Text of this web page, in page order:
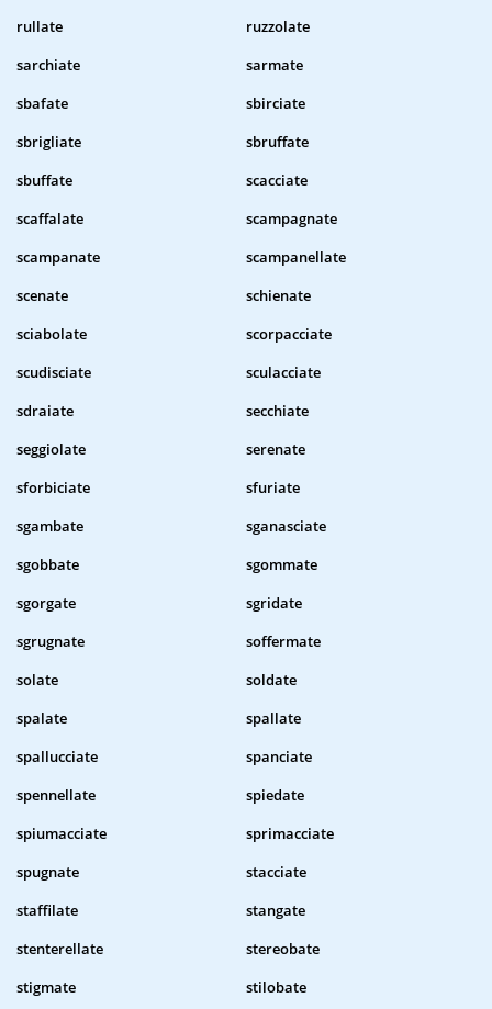
rullate
ruzzolate
sarchiate
sarmate
sbafate
sbirciate
sbrigliate
sbruffate
sbuffate
scacciate
scaffalate
scampagnate
scampanate
scampanellate
scenate
schienate
sciabolate
scorpacciate
scudisciate
sculacciate
sdraiate
secchiate
seggiolate
serenate
sforbiciate
sfuriate
sgambate
sganasciate
sgobbate
sgommate
sgorgate
sgridate
sgrugnate
soffermate
solate
soldate
spalate
spallate
spallucciate
spanciate
spennellate
spiedate
spiumacciate
sprimacciate
spugnate
stacciate
staffilate
stangate
stenterellate
stereobate
stigmate
stilobate